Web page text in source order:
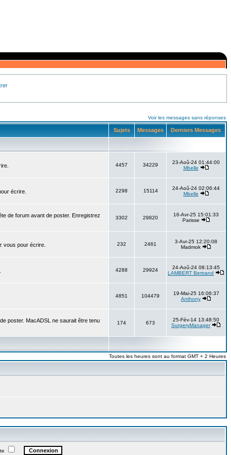
Voir les messages sans réponses
Sujets Messages Derniers Messages
4457 34229
23-Aoû-24 01:44:00
Mbelle
écrire. 2298 15114
24-Aoû-24 02:06:44
Mbelle
de forum avant de poster. Enregistrez
3302 29820
16-Avr-25 15:01:33
Parisse
vous pour écrire. 232 2461
3-Avr-25 12:20:08
Madmok
4288 29924
24-Aoû-24 08:13:45
LAMBERT Bertrand
4851 104479
19-Mai-25 16:06:37
Anthony
poster. MacADSL ne saurait être tenu
174 673
25-Fév-14 13:48:50
SurgeryManager
Toutes les heures sont au format GMT + 2 Heures